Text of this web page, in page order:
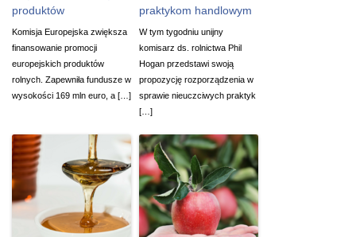
produktów
Komisja Europejska zwiększa
finansowanie promocji
europejskich produktów
rolnych. Zapewniła fundusze w
wysokości 169 mln euro, a […]
praktykom handlowym
W tym tygodniu unijny
komisarz ds. rolnictwa Phil
Hogan przedstawi swoją
propozycję rozporządzenia w
sprawie nieuczciwych praktyk
[…]